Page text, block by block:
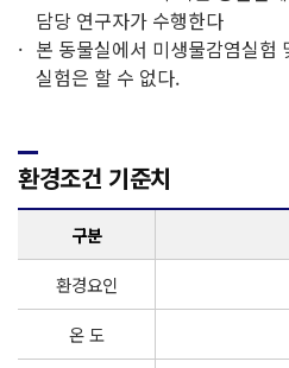
담당 연구자가 수행한다
본 동물실에서 미생물감염실험
실험은 할 수 없다.
환경조건 기준치
구분
환경요인
온 도